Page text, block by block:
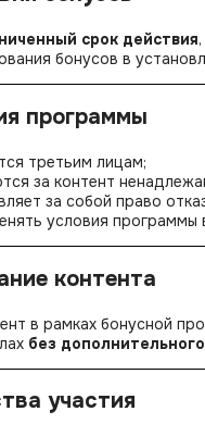
срок действия
бонусов в
программы
третьим лицам;
за контент
за собой право
условия
контента
в рамках бонусной
без
участия